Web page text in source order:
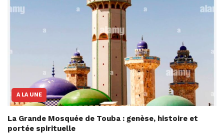
A LA UNE
La Grande Mosquée de Touba : genèse, histoire et
portée spirituelle